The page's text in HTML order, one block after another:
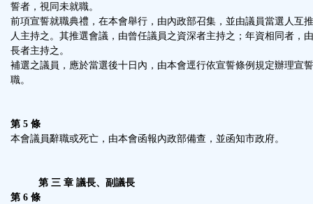
誓者，視同未就職。
前項宣誓就職典禮，在本會舉行，由內政部召集，並由議員當選人互
人主持之。其推選會議，由曾任議員之資深者主持之；年資相同者，
長者主持之。
補選之議員，應於當選後十日內，由本會逕行依宣誓條例規定辦理宣
職。
第 5 條
本會議員辭職或死亡，由本會函報內政部備查，並函知市政府。
第 三 章 議長、副議長
第 6 條